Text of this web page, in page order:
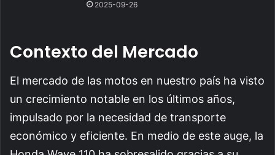
2025-09-26
Contexto del Mercado
El mercado de las motos en nuestro país ha visto
un crecimiento notable en los últimos años,
impulsado por la necesidad de transporte
económico y eficiente. En medio de este auge, la